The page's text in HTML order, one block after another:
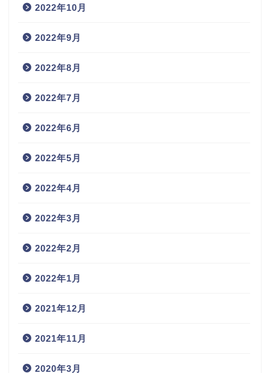
2022年10月
2022年9月
2022年8月
2022年7月
2022年6月
2022年5月
2022年4月
2022年3月
2022年2月
2022年1月
2021年12月
2021年11月
2020年3月